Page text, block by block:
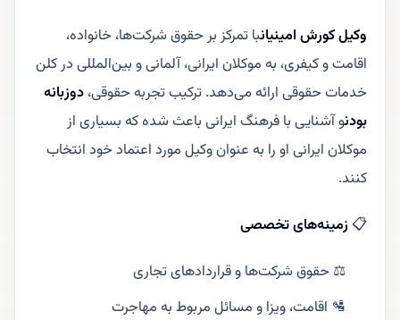
وکیل کورش امینیانبا تمرکز بر حقوق شرکت‌ها، خانواده،
اقامت و کیفری، به موکلان ایرانی، آلمانی و بین‌المللی در کلن
خدمات حقوقی ارائه می‌دهد. ترکیب تجربه حقوقی،دوزبانه
بودنو آشنایی با فرهنگ ایرانی باعث شده که بسیاری از
موکلان ایرانی او را به عنوان وکیل مورد اعتماد خود انتخاب
کنند.
📋زمینه‌های تخصصی
⚖️ حقوق شرکت‌ها و قراردادهای تجاری
🛂 اقامت، ویزا و مسائل مربوط به مهاجرت